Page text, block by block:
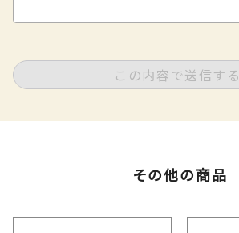
この内容で送信する
その他の商品